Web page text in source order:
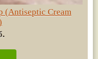
(Antiseptic Cream